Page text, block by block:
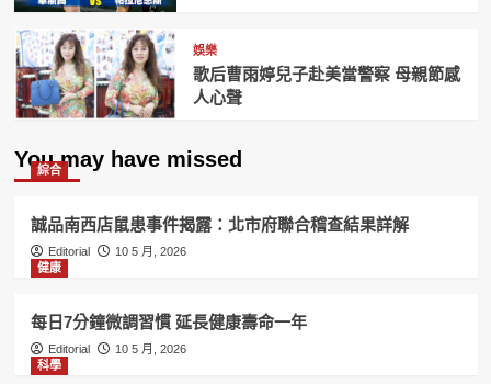
娛樂
歌后曹雨婷兒子赴美當警察 母親節感
人心聲
You may have missed
綜合
誠品南西店鼠患事件揭露：北市府聯合稽查結果詳解
Editorial
10 5 月, 2026
健康
每日7分鐘微調習慣 延長健康壽命一年
Editorial
10 5 月, 2026
科學